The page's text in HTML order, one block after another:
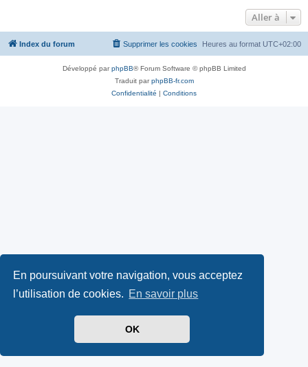
En poursuivant votre navigation, vous acceptez
l’utilisation de cookies. En savoir plus
OK
Aller à
Index du forum Heures au format UTC+02:00
Supprimer les cookies
Développé parphpBB® Forum Software © phpBB Limited
Traduit parphpBB-fr.com
Confidentialité | Conditions